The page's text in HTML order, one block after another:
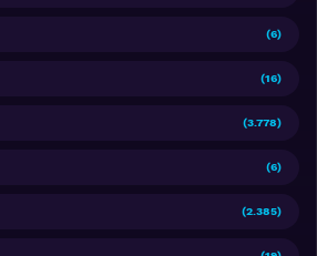
(6)
(16)
(3.778)
(6)
(2.385)